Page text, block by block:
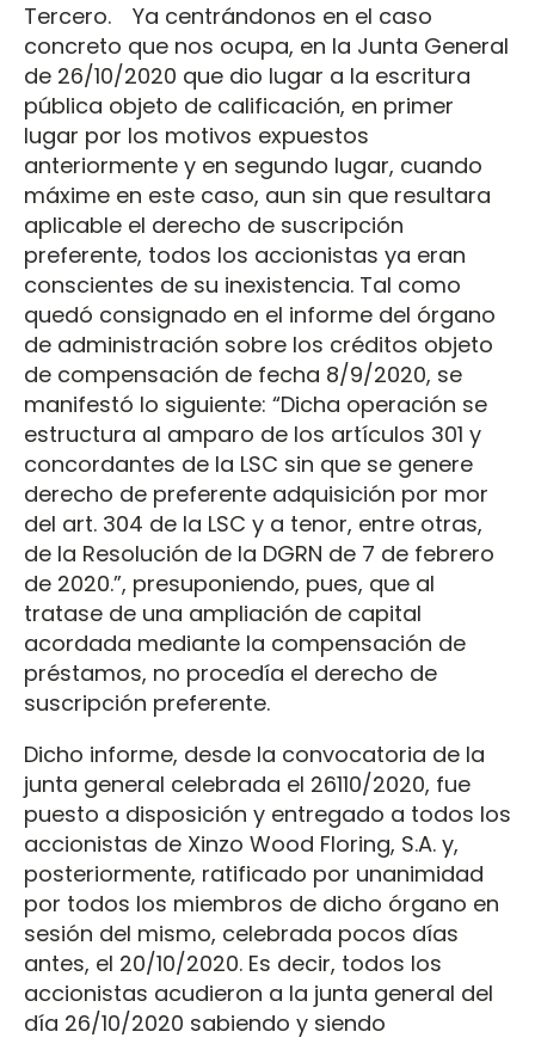
Tercero. Ya centrándonos en el caso
concreto que nos ocupa, en la Junta General
de 26/10/2020 que dio lugar a la escritura
pública objeto de calificación, en primer
lugar por los motivos expuestos
anteriormente y en segundo lugar, cuando
máxime en este caso, aun sin que resultara
aplicable el derecho de suscripción
preferente, todos los accionistas ya eran
conscientes de su inexistencia. Tal como
quedó consignado en el informe del órgano
de administración sobre los créditos objeto
de compensación de fecha 8/9/2020, se
manifestó lo siguiente: “Dicha operación se
estructura al amparo de los artículos 301 y
concordantes de la LSC sin que se genere
derecho de preferente adquisición por mor
del art. 304 de la LSC y a tenor, entre otras,
de la Resolución de la DGRN de 7 de febrero
de 2020.”, presuponiendo, pues, que al
tratase de una ampliación de capital
acordada mediante la compensación de
préstamos, no procedía el derecho de
suscripción preferente.
Dicho informe, desde la convocatoria de la
junta general celebrada el 26110/2020, fue
puesto a disposición y entregado a todos los
accionistas de Xinzo Wood Floring, S.A. y,
posteriormente, ratificado por unanimidad
por todos los miembros de dicho órgano en
sesión del mismo, celebrada pocos días
antes, el 20/10/2020. Es decir, todos los
accionistas acudieron a la junta general del
día 26/10/2020 sabiendo y siendo